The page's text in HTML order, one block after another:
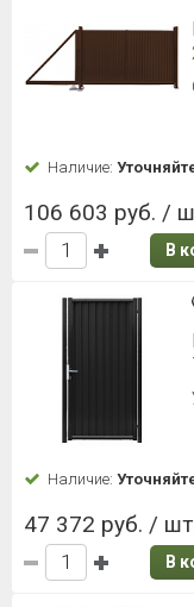
Наличие:
106 603 руб. /
В
Наличие:
47 372 руб. /
В